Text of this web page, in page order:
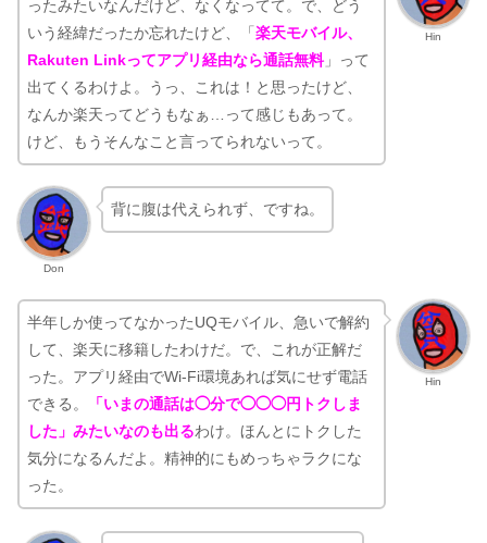
Hin
ったみたいなんだけど、なくなってて。で、どう
いう経緯だったか忘れたけど、「楽天モバイル、
Rakuten Linkってアプリ経由なら通話無料」って
出てくるわけよ。うっ、これは！と思ったけど、
なんか楽天ってどうもなぁ…って感じもあって。
けど、もうそんなこと言ってられないって。
Don
背に腹は代えられず、ですね。
Hin
半年しか使ってなかったUQモバイル、急いで解約
して、楽天に移籍したわけだ。で、これが正解だ
った。アプリ経由でWi-Fi環境あれば気にせず電話
できる。
「いまの通話は◯分で◯◯◯円トクしま
した」みたいなのも出るわけ。ほんとにトクした
気分になるんだよ。精神的にもめっちゃラクにな
った。